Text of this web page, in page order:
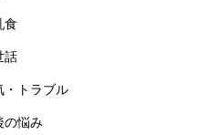
食
話
・トラブル
の悩み